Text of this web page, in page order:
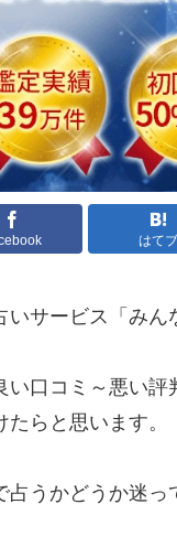
はてブ
いサービス「み
い口コミ～悪い
らと思います。
占うかどうか迷